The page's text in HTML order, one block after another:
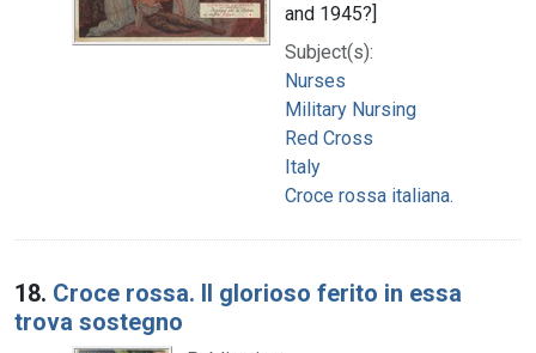
and 1945?]
Subject(s):
Nurses
Military Nursing
Red Cross
Italy
Croce rossa italiana.
18. Croce rossa. Il glorioso ferito in essa
trova sostegno